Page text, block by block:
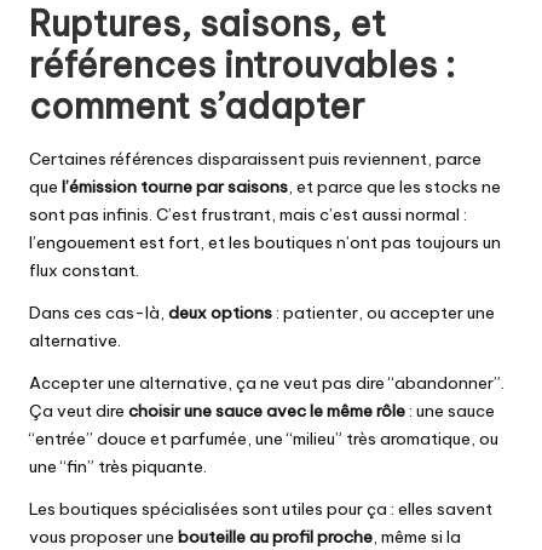
Ruptures, saisons, et
références introuvables :
comment s’adapter
Certaines références disparaissent puis reviennent, parce
que l’émission tourne par saisons, et parce que les stocks ne
sont pas infinis. C’est frustrant, mais c’est aussi normal :
l’engouement est fort, et les boutiques n’ont pas toujours un
flux constant.
Dans ces cas-là, deux options: patienter, ou accepter une
alternative.
Accepter une alternative, ça ne veut pas dire “abandonner”.
Ça veut dire choisir une sauce avec le même rôle: une sauce
“entrée” douce et parfumée, une “milieu” très aromatique, ou
une “fin” très piquante.
Les boutiques spécialisées sont utiles pour ça : elles savent
vous proposer une bouteille au profil proche, même si la